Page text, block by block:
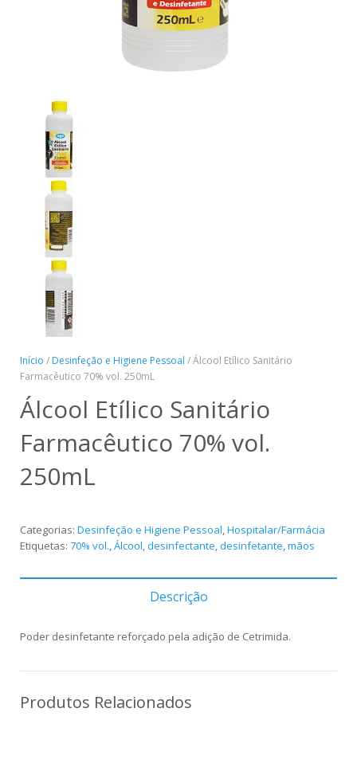
Início / Desinfeção e Higiene Pessoal / Álcool Etílico Sanitário
Farmacêutico 70% vol. 250mL
Álcool Etílico Sanitário
Farmacêutico 70% vol.
250mL
Categorias: Desinfeção e Higiene Pessoal,Hospitalar/Farmácia
Etiquetas: 70% vol.,Álcool,desinfectante,desinfetante,mãos
Descrição
Poder desinfetante reforçado pela adição de Cetrimida.
Produtos Relacionados